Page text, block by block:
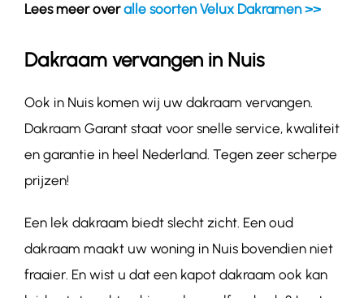
Lees meer overalle soorten Velux Dakramen >>
Dakraam vervangen in Nuis
Ook in Nuis komen wij uw dakraam vervangen.
Dakraam Garant staat voor snelle service, kwaliteit
en garantie in heel Nederland. Tegen zeer scherpe
prijzen!
Een lek dakraam biedt slecht zicht. Een oud
dakraam maakt uw woning in Nuis bovendien niet
fraaier. En wist u dat een kapot dakraam ook kan